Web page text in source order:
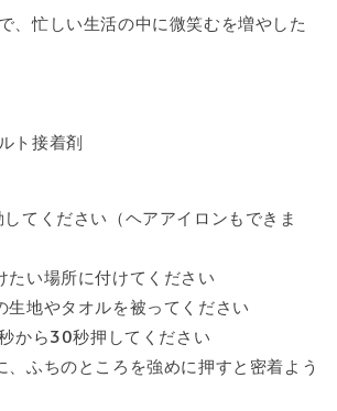
、忙しい生活の中に微笑むを増やした
ト接着剤
てください（ヘアアイロンもできま
たい場所に付けてください
生地やタオルを被ってください
から30秒押してください
ふちのところを強めに押すと密着よう